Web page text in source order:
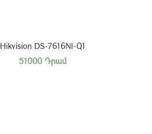
Hikvision DS-7616NI-Q1
51000 Դրամ